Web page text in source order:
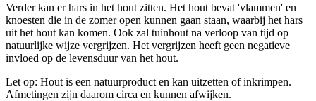
Verder kan er hars in het hout zitten. Het hout bevat 'vlammen' en
knoesten die in de zomer open kunnen gaan staan, waarbij het hars
uit het hout kan komen. Ook zal tuinhout na verloop van tijd op
natuurlijke wijze vergrijzen. Het vergrijzen heeft geen negatieve
invloed op de levensduur van het hout.
Let op: Hout is een natuurproduct en kan uitzetten of inkrimpen.
Afmetingen zijn daarom circa en kunnen afwijken.